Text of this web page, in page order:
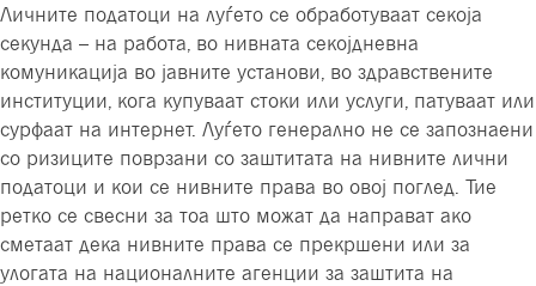
Личните податоци на луѓето се обработуваат секоја
секунда – на работа, во нивната секојдневна
комуникација во јавните установи, во здравствените
институции, кога купуваат стоки или услуги, патуваат или
сурфаат на интернет. Луѓето генерално не се запознаени
со ризиците поврзани со заштитата на нивните лични
податоци и кои се нивните права во овој поглед. Тие
ретко се свесни за тоа што можат да направат ако
сметаат дека нивните права се прекршени или за
улогата на националните агенции за заштита на